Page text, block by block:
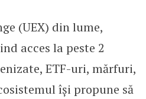
(UEX) din lume,
acces la peste 2
ETF-uri, mărfuri,
își propune să